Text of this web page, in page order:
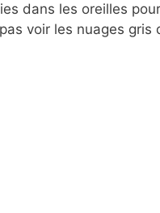
dans les oreilles
voir les nuages gris